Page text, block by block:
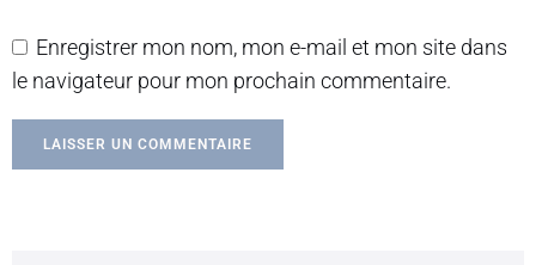
Enregistrer mon nom, mon e-mail et mon site dans
le navigateur pour mon prochain commentaire.